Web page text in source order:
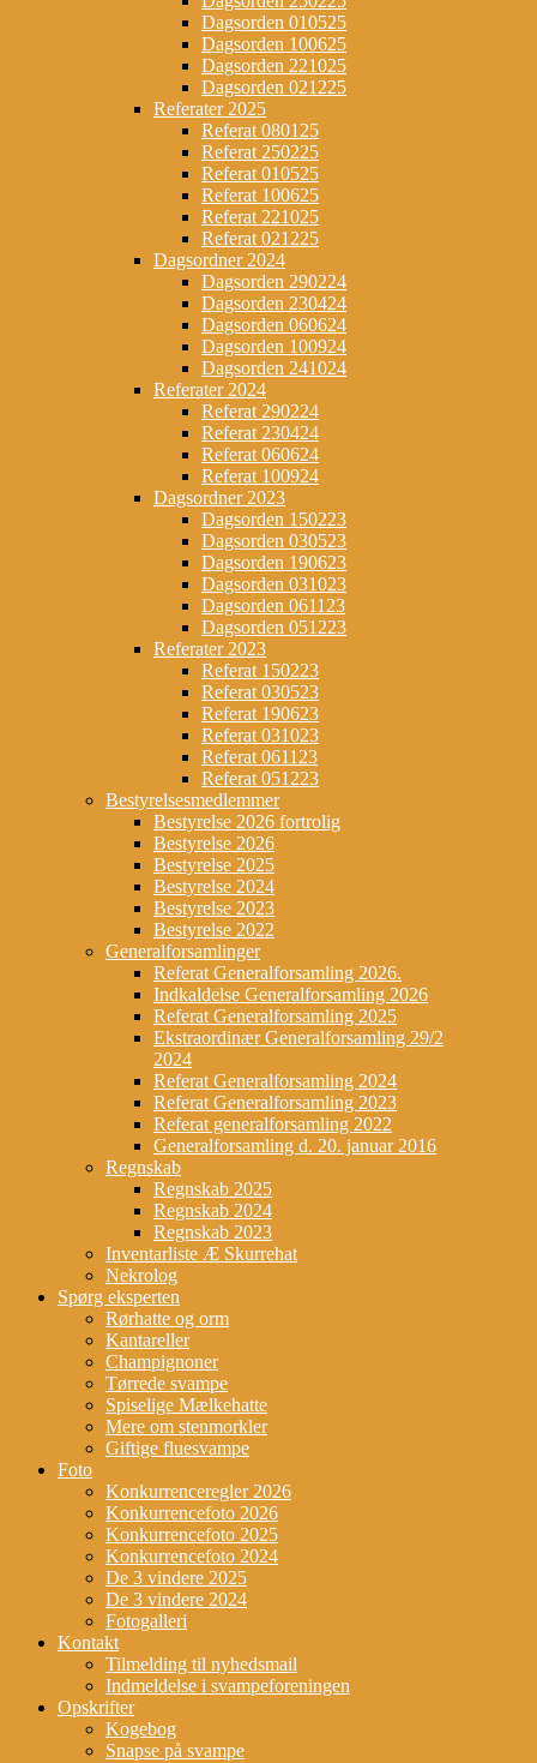
Dagsorden 010525
Dagsorden 100625
Dagsorden 221025
Dagsorden 021225
Referater 2025
Referat 080125
Referat 250225
Referat 010525
Referat 100625
Referat 221025
Referat 021225
Dagsordner 2024
Dagsorden 290224
Dagsorden 230424
Dagsorden 060624
Dagsorden 100924
Dagsorden 241024
Referater 2024
Referat 290224
Referat 230424
Referat 060624
Referat 100924
Dagsordner 2023
Dagsorden 150223
Dagsorden 030523
Dagsorden 190623
Dagsorden 031023
Dagsorden 061123
Dagsorden 051223
Referater 2023
Referat 150223
Referat 030523
Referat 190623
Referat 031023
Referat 061123
Referat 051223
Bestyrelsesmedlemmer
Bestyrelse 2026 fortrolig
Bestyrelse 2026
Bestyrelse 2025
Bestyrelse 2024
Bestyrelse 2023
Bestyrelse 2022
Generalforsamlinger
Referat Generalforsamling 2026.
Indkaldelse Generalforsamling 2026
Referat Generalforsamling 2025
Ekstraordinær Generalforsamling 29/2
2024
Referat Generalforsamling 2024
Referat Generalforsamling 2023
Referat generalforsamling 2022
Generalforsamling d. 20. januar 2016
Regnskab
Regnskab 2025
Regnskab 2024
Regnskab 2023
Inventarliste Æ Skurrehat
Nekrolog
Spørg eksperten
Rørhatte og orm
Kantareller
Champignoner
Tørrede svampe
Spiselige Mælkehatte
Mere om stenmorkler
Giftige fluesvampe
Foto
Konkurrenceregler 2026
Konkurrencefoto 2026
Konkurrencefoto 2025
Konkurrencefoto 2024
De 3 vindere 2025
De 3 vindere 2024
Fotogalleri
Kontakt
Tilmelding til nyhedsmail
Indmeldelse i svampeforeningen
Opskrifter
Kogebog
Snapse på svampe